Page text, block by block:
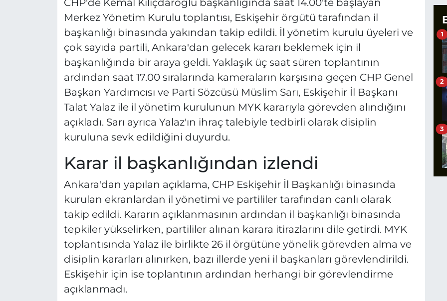
CHP'de Kemal Kılıçdaroğlu başkanlığında saat 14.00'te başlayan
Merkez Yönetim Kurulu toplantısı, Eskişehir örgütü tarafından il
başkanlığı binasında yakından takip edildi. İl yönetim kurulu üyeleri ve
çok sayıda partili, Ankara'dan gelecek kararı beklemek için il
başkanlığında bir araya geldi. Yaklaşık üç saat süren toplantının
ardından saat 17.00 sıralarında kameraların karşısına geçen CHP Genel
Başkan Yardımcısı ve Parti Sözcüsü Müslim Sarı, Eskişehir İl Başkanı
Talat Yalaz ile il yönetim kurulunun MYK kararıyla görevden alındığını
açıkladı. Sarı ayrıca Yalaz'ın ihraç talebiyle tedbirli olarak disiplin
kuruluna sevk edildiğini duyurdu.
Karar il başkanlığından izlendi
Ankara'dan yapılan açıklama, CHP Eskişehir İl Başkanlığı binasında
kurulan ekranlardan il yönetimi ve partililer tarafından canlı olarak
takip edildi. Kararın açıklanmasının ardından il başkanlığı binasında
tepkiler yükselirken, partililer alınan karara itirazlarını dile getirdi. MYK
toplantısında Yalaz ile birlikte 26 il örgütüne yönelik görevden alma ve
disiplin kararları alınırken, bazı illerde yeni il başkanları görevlendirildi.
Eskişehir için ise toplantının ardından herhangi bir görevlendirme
açıklanmadı.
1
2
3